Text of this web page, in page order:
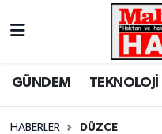
GÜNDEM TEKNOLOJİ
HABERLER DÜZCE
Nöbetçi Eczaneler